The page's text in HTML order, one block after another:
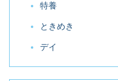
特養
ときめき
デイ